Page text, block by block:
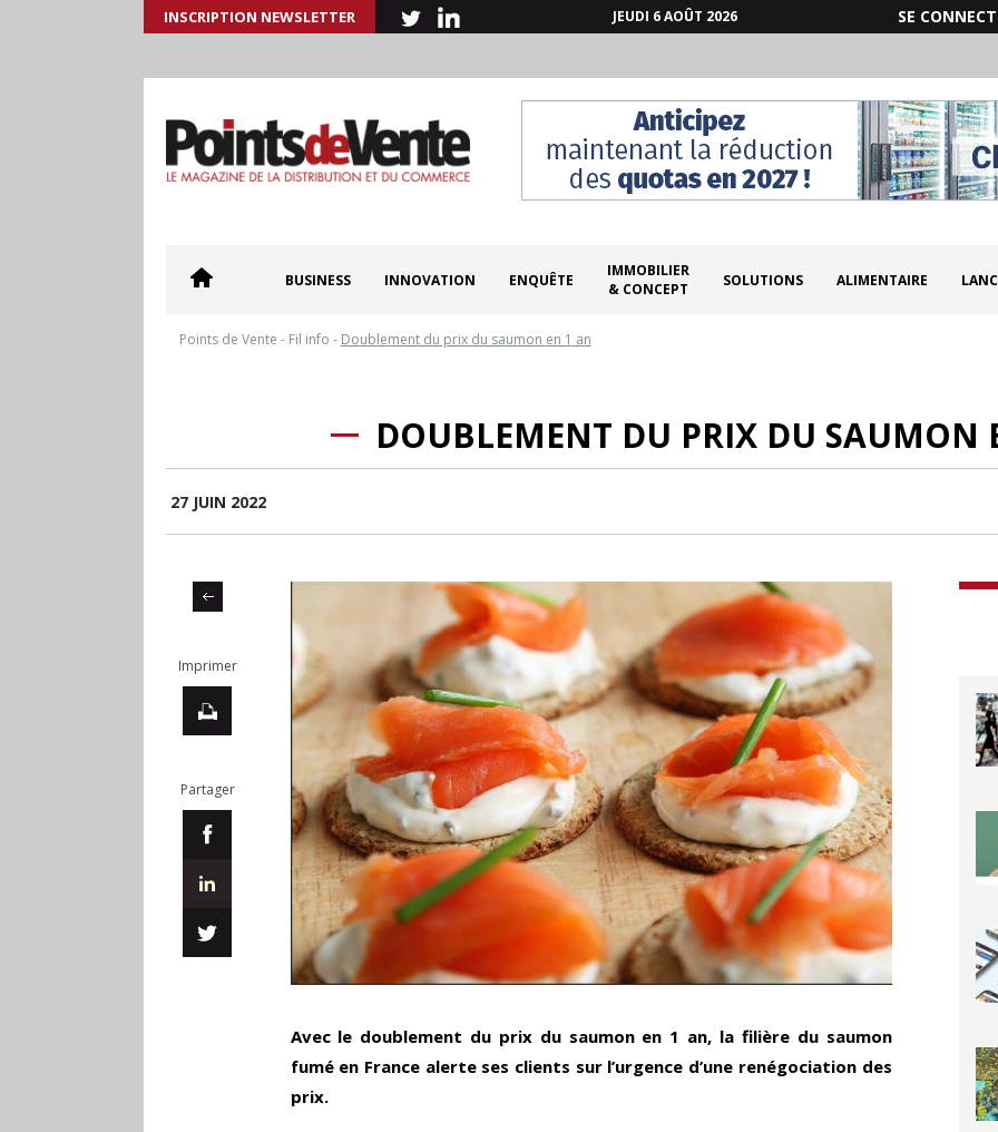
INSCRIPTION NEWSLETTER JEUDI 6 AOÛT 2026 SE
BUSINESS INNOVATION ENQUÊTE
IMMOBILIER
& CONCEPT
SOLUTIONS ALIMENTAIRE
Points de Vente - Fil info - Doublement du prix du saumon en 1 an
DOUBLEMENT DU PRIX DU SAUMON
27 JUIN 2022
Imprimer
Partager
Avec le doublement du prix du saumon en 1 an, la filière du saumon
fumé en France alerte ses clients sur l’urgence d’une renégociation des
prix.